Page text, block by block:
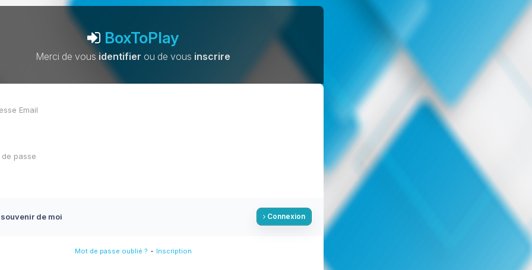
BoxToPlay
Merci de vousidentifier ou de vous inscrire
de moi Connexion
Mot de passe oublié ? - Inscription